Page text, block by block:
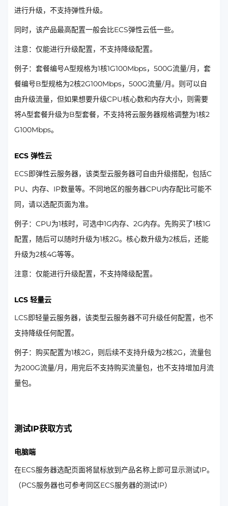
进行升级，不支持弹性升级。
同时，该产品最高配置一般会比ECS弹性云低一些。
注意：仅能进行升级配置，不支持降级配置。
例子：套餐编号A型规格为1核1G100Mbps，500G流量/月，套
餐编号B型规格为2核2G100Mbps，500G流量/月。则可以自
由升级流量，但如果想要升级CPU核心数和内存大小，则需要
将A型套餐升级为B型套餐，不支持将云服务器规格调整为1核2
G100Mbps。
ECS 弹性云
ECS即弹性云服务器，该类型云服务器可自由升级搭配，包括C
PU、内存、IP数量等。不同地区的服务器CPU内存配比可能不
同，请以选配页面为准。
例子：CPU为1核时，可选中1G内存、2G内存。先购买了1核1G
配置，随后可以随时升级为1核2G。核心数升级为2核后，还能
升级为2核4G等等。
注意：仅能进行升级配置，不支持降级配置。
LCS 轻量云
LCS即轻量云服务器，该类型云服务器不可升级任何配置，也不
支持降级任何配置。
例子：购买配置为1核2G，则后续不支持升级为2核2G，流量包
为200G流量/月，用完后不支持购买流量包，也不支持增加月流
量包。
测试IP获取方式
电脑端
在ECS服务器选配页面将鼠标放到产品名称上即可显示测试IP。
（PCS服务器也可参考同区ECS服务器的测试IP）